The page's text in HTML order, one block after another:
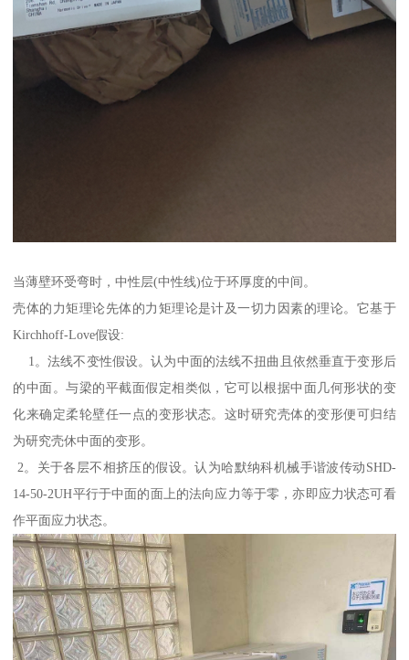
当薄壁环受弯时，中性层(中性线)位于环厚度的中间。
壳体的力矩理论先体的力矩理论是计及一切力因素的理论。它基于
Kirchhoff-Love假设:
1。法线不变性假设。认为中面的法线不扭曲且依然垂直于变形后
的中面。与梁的平截面假定相类似，它可以根据中面几何形状的变
化来确定柔轮壁任一点的变形状态。这时研究壳体的变形便可归结
为研究壳休中面的变形。
2。关于各层不相挤压的假设。认为哈默纳科机械手谐波传动SHD-
14-50-2UH平行于中面的面上的法向应力等于零，亦即应力状态可看
作平面应力状态。